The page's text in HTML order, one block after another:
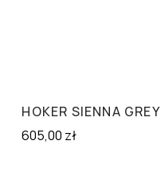
HOKER SIENNA GREY
605,00 zł